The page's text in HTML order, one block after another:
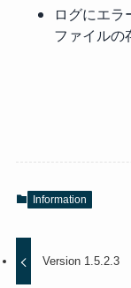
ログにエ
ファイルの
Information
Version 1.5.2.3